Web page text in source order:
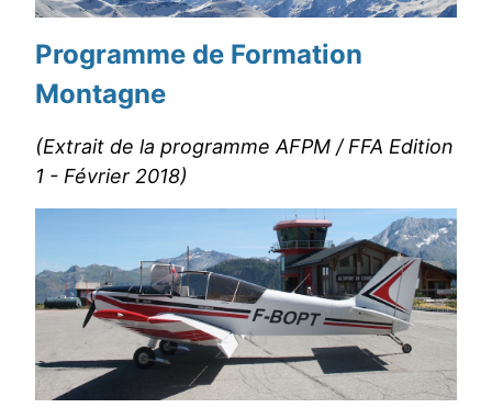
Programme de Formation
Montagne
(Extrait de la programme AFPM / FFA Edition
1 - Février 2018)